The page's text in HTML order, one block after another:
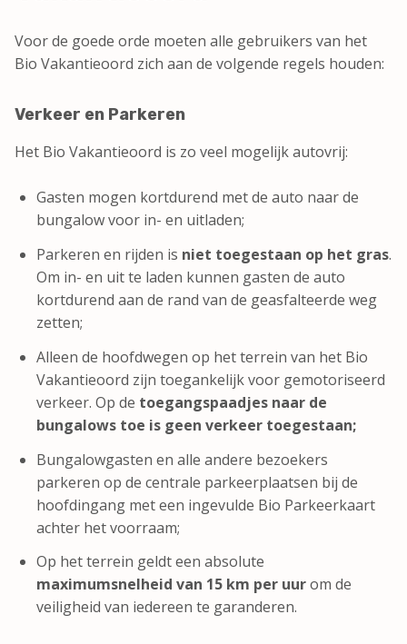
Voor de goede orde moeten alle gebruikers van het
Bio Vakantieoord zich aan de volgende regels houden:
Verkeer en Parkeren
Het Bio Vakantieoord is zo veel mogelijk autovrij:
Gasten mogen kortdurend met de auto naar de
bungalow voor in- en uitladen;
Parkeren en rijden is niet toegestaan op het gras.
Om in- en uit te laden kunnen gasten de auto
kortdurend aan de rand van de geasfalteerde weg
zetten;
Alleen de hoofdwegen op het terrein van het Bio
Vakantieoord zijn toegankelijk voor gemotoriseerd
verkeer. Op de toegangspaadjes naar de
bungalows toe is geen verkeer toegestaan;
Bungalowgasten en alle andere bezoekers
parkeren op de centrale parkeerplaatsen bij de
hoofdingang met een ingevulde Bio Parkeerkaart
achter het voorraam;
Op het terrein geldt een absolute
maximumsnelheid van 15 km per uurom de
veiligheid van iedereen te garanderen.